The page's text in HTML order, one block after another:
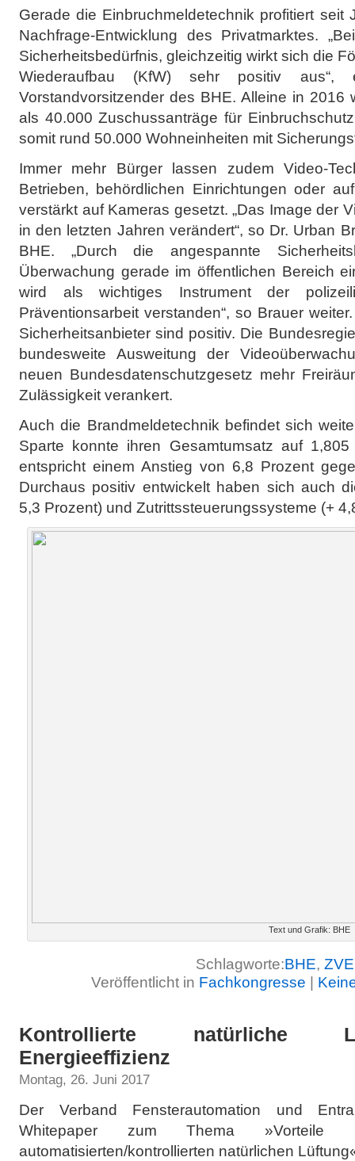
Gerade die Einbruchmeldetechnik profitiert seit
Nachfrage-Entwicklung des Privatmarktes.
Sicherheitsbedürfnis, gleichzeitig wirkt sich die
Wiederaufbau (KfW) sehr positiv aus“,
Vorstandvorsitzender des BHE. Alleine in 2016
als 40.000 Zuschussanträge für
somit rund 50.000 Wohneinheiten mit
Immer mehr Bürger lassen zudem Video-
Betrieben, behördlichen Einrichtungen oder
verstärkt auf Kameras gesetzt. „Das Image der
in den letzten Jahren verändert“, so Dr. Urban
BHE. „Durch die angespannte
Überwachung gerade im öffentlichen Bereich
wird als wichtiges Instrument der
Präventionsarbeit verstanden“, so Brauer
Sicherheitsanbieter sind positiv. Die
bundesweite Ausweitung der
neuen Bundesdatenschutzgesetz mehr
Zulässigkeit verankert.
Auch die Brandmeldetechnik befindet sich
Sparte konnte ihren Gesamtumsatz auf
entspricht einem Anstieg von 6,8 Prozent
Durchaus positiv entwickelt haben sich auch
5,3 Prozent) und Zutrittssteuerungssysteme (+
Text und Grafik: BHE
Schlagworte:BHE,
Veröffentlicht in Fachkongresse |
Kontrollierte natürliche
Energieeffizienz
Montag, 26. Juni 2017
Der Verband Fensterautomation und
Whitepaper zum Thema »Vorteile
automatisierten/kontrollierten natürlichen